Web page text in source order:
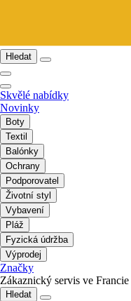
Hledat
Skvělé nabídky
Novinky
Boty
Textil
Balónky
Ochrany
Podporovatel
Životní styl
Vybavení
Pláž
Fyzická údržba
Výprodej
Značky
Zákaznický servis ve Francie
Hledat